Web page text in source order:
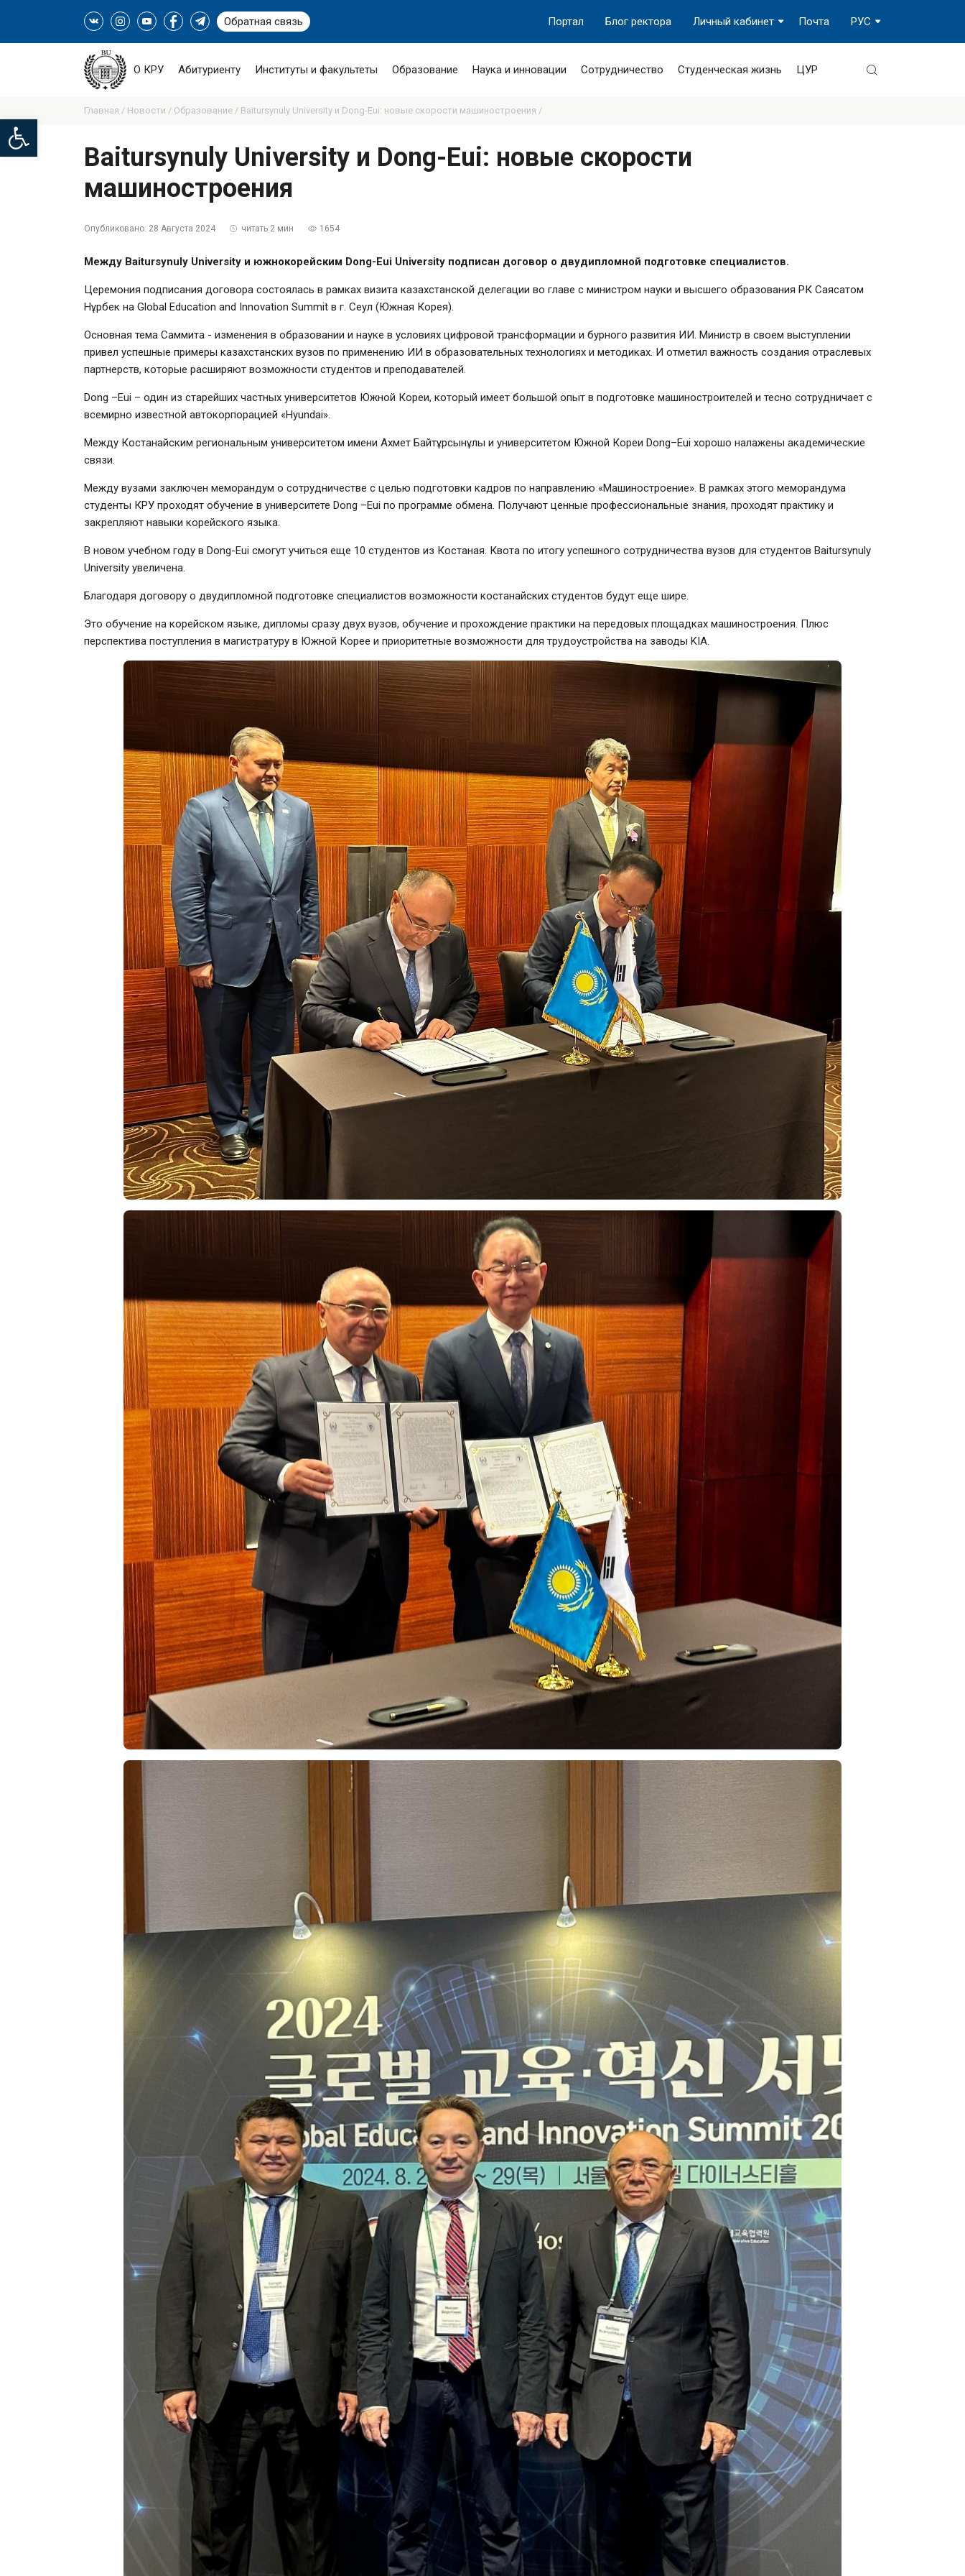
Open toolbar
Обратная связь РУС
Почта
Личный кабинет
Блог ректора
Портал
О КРУ Абитуриенту Институты и факультеты Образование Наука и инновации Сотрудничество Студенческая жизнь ЦУР
Главная / Новости / Образование / Baitursynuly University и Dong-Eui: новые скорости машиностроения /
Baitursynuly University и Dong-Eui: новые скорости
машиностроения
Опубликовано: 28 Августа 2024 читать 2 мин 1654
Между Baitursynuly University и южнокорейским Dong-Eui University подписан договор о двудипломной подготовке специалистов.
Церемония подписания договора состоялась в рамках визита казахстанской делегации во главе с министром науки и высшего образования РК Саясатом
Нұрбек на Global Education аnd Innovation Summit в г. Сеул (Южная Корея).
Основная тема Саммита - изменения в образовании и науке в условиях цифровой трансформации и бурного развития ИИ. Министр в своем выступлении
привел успешные примеры казахстанских вузов по применению ИИ в образовательных технологиях и методиках. И отметил важность создания отраслевых
партнерств, которые расширяют возможности студентов и преподавателей.
Dong –Eui – один из старейших частных университетов Южной Кореи, который имеет большой опыт в подготовке машиностроителей и тесно сотрудничает с
всемирно известной автокорпорацией «Hyundai».
Между Костанайским региональным университетом имени Ахмет Байтұрсынұлы и университетом Южной Кореи Dong–Eui хорошо налажены академические
связи.
Между вузами заключен меморандум о сотрудничестве с целью подготовки кадров по направлению «Машиностроение». В рамках этого меморандума
студенты КРУ проходят обучение в университете Dong –Eui по программе обмена. Получают ценные профессиональные знания, проходят практику и
закрепляют навыки корейского языка.
В новом учебном году в Dong-Eui смогут учиться еще 10 студентов из Костаная. Квота по итогу успешного сотрудничества вузов для студентов Baitursynuly
University увеличена.
Благодаря договору о двудипломной подготовке специалистов возможности костанайских студентов будут еще шире.
Это обучение на корейском языке, дипломы сразу двух вузов, обучение и прохождение практики на передовых площадках машиностроения. Плюс
перспектива поступления в магистратуру в Южной Корее и приоритетные возможности для трудоустройства на заводы KIA.